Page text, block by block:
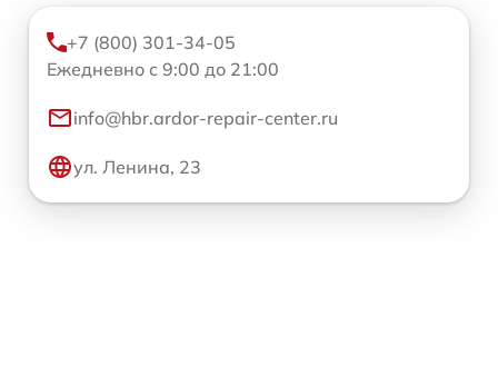
+7 (800) 301-34-05
Ежедневно с 9:00 до 21:00
info@hbr.ardor-repair-center.ru
ул. Ленина, 23